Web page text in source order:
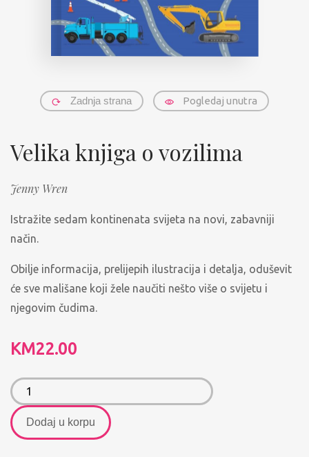
Zadnja strana Pogledaj unutra
Velika knjiga o vozilima
Jenny Wren
Istražite sedam kontinenata svijeta na novi, zabavniji
način.
Obilje informacija, prelijepih ilustracija i detalja, oduševit
će sve mališane koji žele naučiti nešto više o svijetu i
njegovim čudima.
KM22.00
Dodaj u korpu